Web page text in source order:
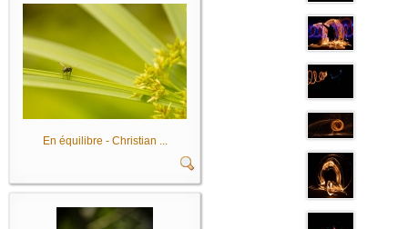
En équilibre - Christian ...